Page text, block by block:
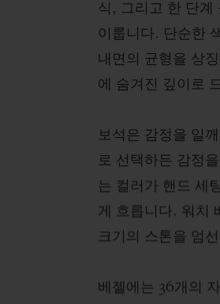
식, 그리고 한 단계
이룹니다. 단순한
내면의 균형을 상
에 숨겨진 깊이로
보석은 감정을 일
로 선택하든 감정
는 컬러가 핸드 세
게 흐릅니다. 워치
크기의 스톤을 엄
베젤에는 36개의